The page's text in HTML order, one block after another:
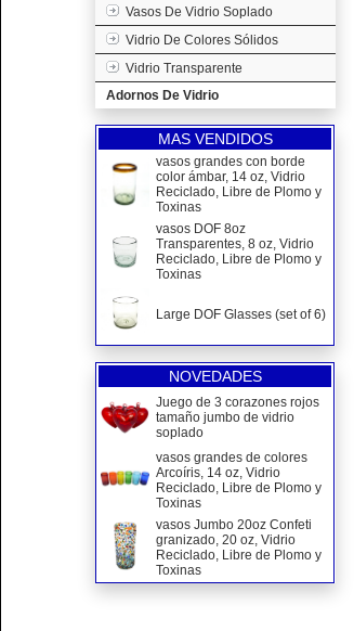
Vasos De Vidrio Soplado
Vidrio De Colores Sólidos
Vidrio Transparente
Adornos De Vidrio
MAS VENDIDOS
vasos grandes con borde
color ámbar, 14 oz, Vidrio
Reciclado, Libre de Plomo y
Toxinas
vasos DOF 8oz
Transparentes, 8 oz, Vidrio
Reciclado, Libre de Plomo y
Toxinas
Large DOF Glasses (set of 6)
NOVEDADES
Juego de 3 corazones rojos
tamaño jumbo de vidrio
soplado
vasos grandes de colores
Arcoíris, 14 oz, Vidrio
Reciclado, Libre de Plomo y
Toxinas
vasos Jumbo 20oz Confeti
granizado, 20 oz, Vidrio
Reciclado, Libre de Plomo y
Toxinas